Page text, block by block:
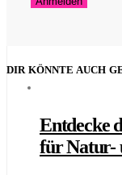
Entdecke
für Natur-
DIR KÖNNTE AUCH